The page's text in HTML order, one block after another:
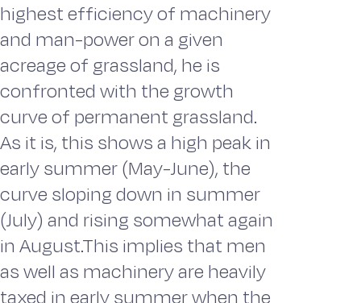
highest efficiency of machinery
and man-power on a given
acreage of grassland, he is
confronted with the growth
curve of permanent grassland.
As it is, this shows a high peak in
early summer (May-June), the
curve sloping down in summer
(July) and rising somewhat again
in August.This implies that men
as well as machinery are heavily